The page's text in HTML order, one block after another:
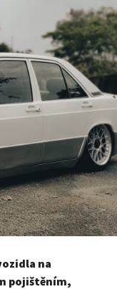
na
pojištěním,